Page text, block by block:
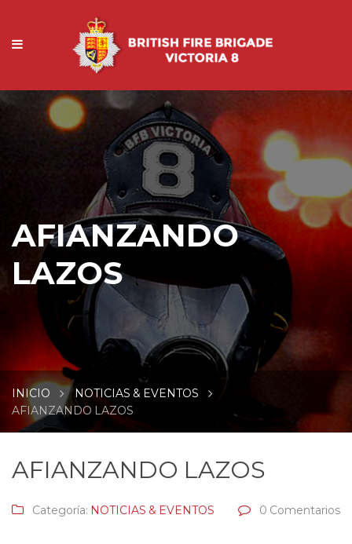
AFIANZANDO
LAZOS
INICIO
NOTICIAS & EVENTOS
AFIANZANDO LAZOS
AFIANZANDO LAZOS
Categoría: NOTICIAS & EVENTOS 0 Comentarios